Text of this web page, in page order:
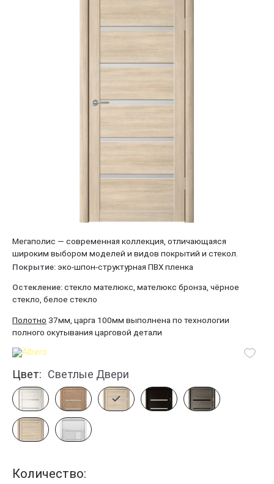
Мегаполис — современная коллекция, отличающаяся
широким выбором моделей и видов покрытий и стекол.
Покрытие: эко-шпон-структурная ПВХ пленка
Остекление:стекло мателюкс, мателюкс бронза, чёрное
стекло, белое стекло
Полотно 37мм, царга 100мм выполнена по технологии
полного окутывания царговой детали
Цвет: Светлые Двери
Количество: